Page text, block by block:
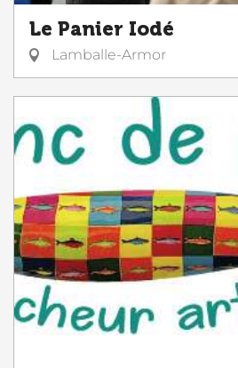
Le Panier Iodé
Lamballe-Armor